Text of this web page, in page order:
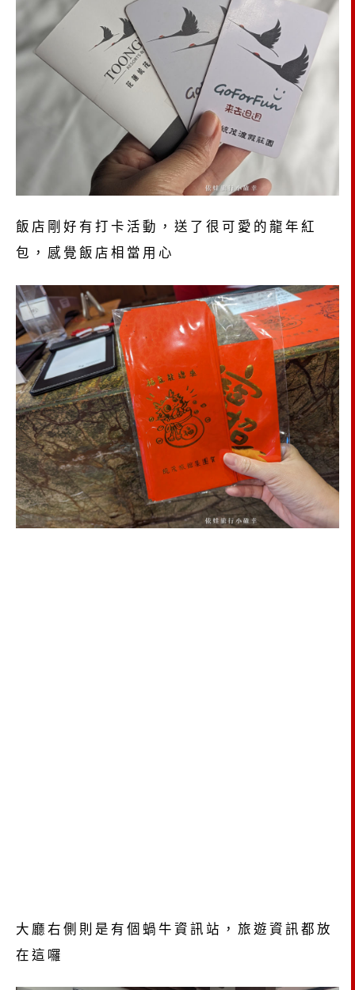
飯店剛好有打卡活動，送了很可愛的龍年紅
包，感覺飯店相當用心
大廳右側則是有個蝸牛資訊站，旅遊資訊都放
在這囉